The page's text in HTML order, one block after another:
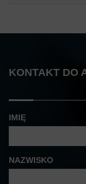
KONTAKT DO
IMIĘ
NAZWISKO